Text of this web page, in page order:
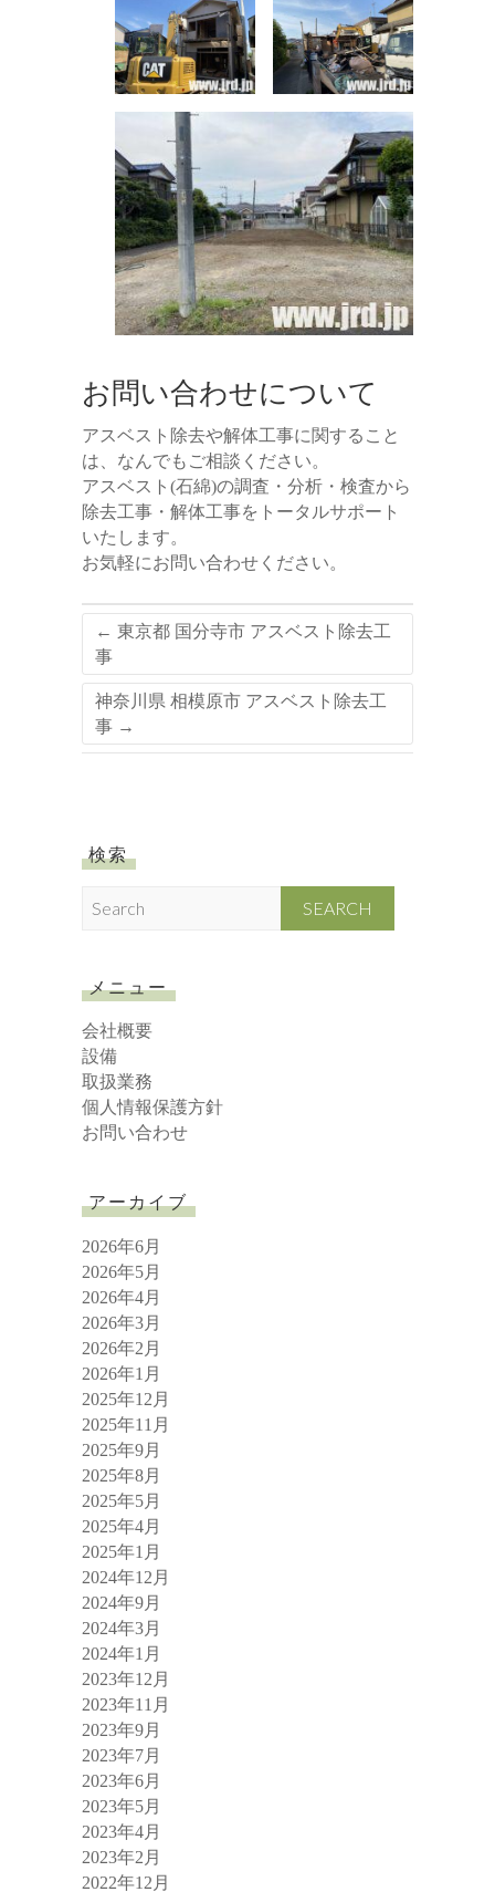
お問い合わせについて
アスベスト除去や解体工事に関すること
は、なんでもご相談ください。
アスベスト(石綿)の調査・分析・検査から
除去工事・解体工事をトータルサポート
いたします。
お気軽にお問い合わせください。
← 東京都 国分寺市 アスベスト除去工
事
神奈川県 相模原市 アスベスト除去工
事 →
検索
c
h
メニュー
会社概要
設備
取扱業務
個人情報保護方針
お問い合わせ
アーカイブ
2026年6月
2026年5月
2026年4月
2026年3月
2026年2月
2026年1月
2025年12月
2025年11月
2025年9月
2025年8月
2025年5月
2025年4月
2025年1月
2024年12月
2024年9月
2024年3月
2024年1月
2023年12月
2023年11月
2023年9月
2023年7月
2023年6月
2023年5月
2023年4月
2023年2月
2022年12月